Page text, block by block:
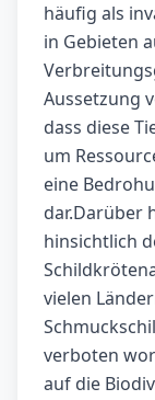
häufig als
in Gebieten
Aussetzung
dass diese
um
eine
dar.Darüber
hinsichtlich
vielen
verboten
auf die